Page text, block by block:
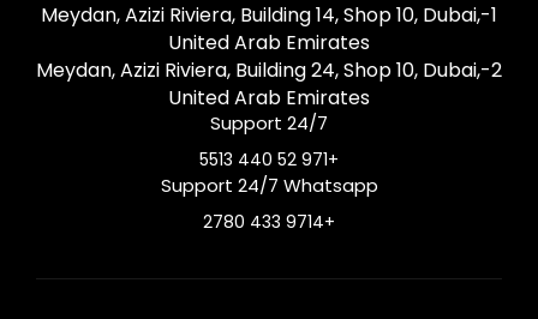
1-Meydan, Azizi Riviera, Building 14, Shop 10, Dubai,
United Arab Emirates
2-Meydan, Azizi Riviera, Building 24, Shop 10, Dubai,
United Arab Emirates
Support 24/7
+971 52 440 5513
Support 24/7 Whatsapp
+9714 433 2780